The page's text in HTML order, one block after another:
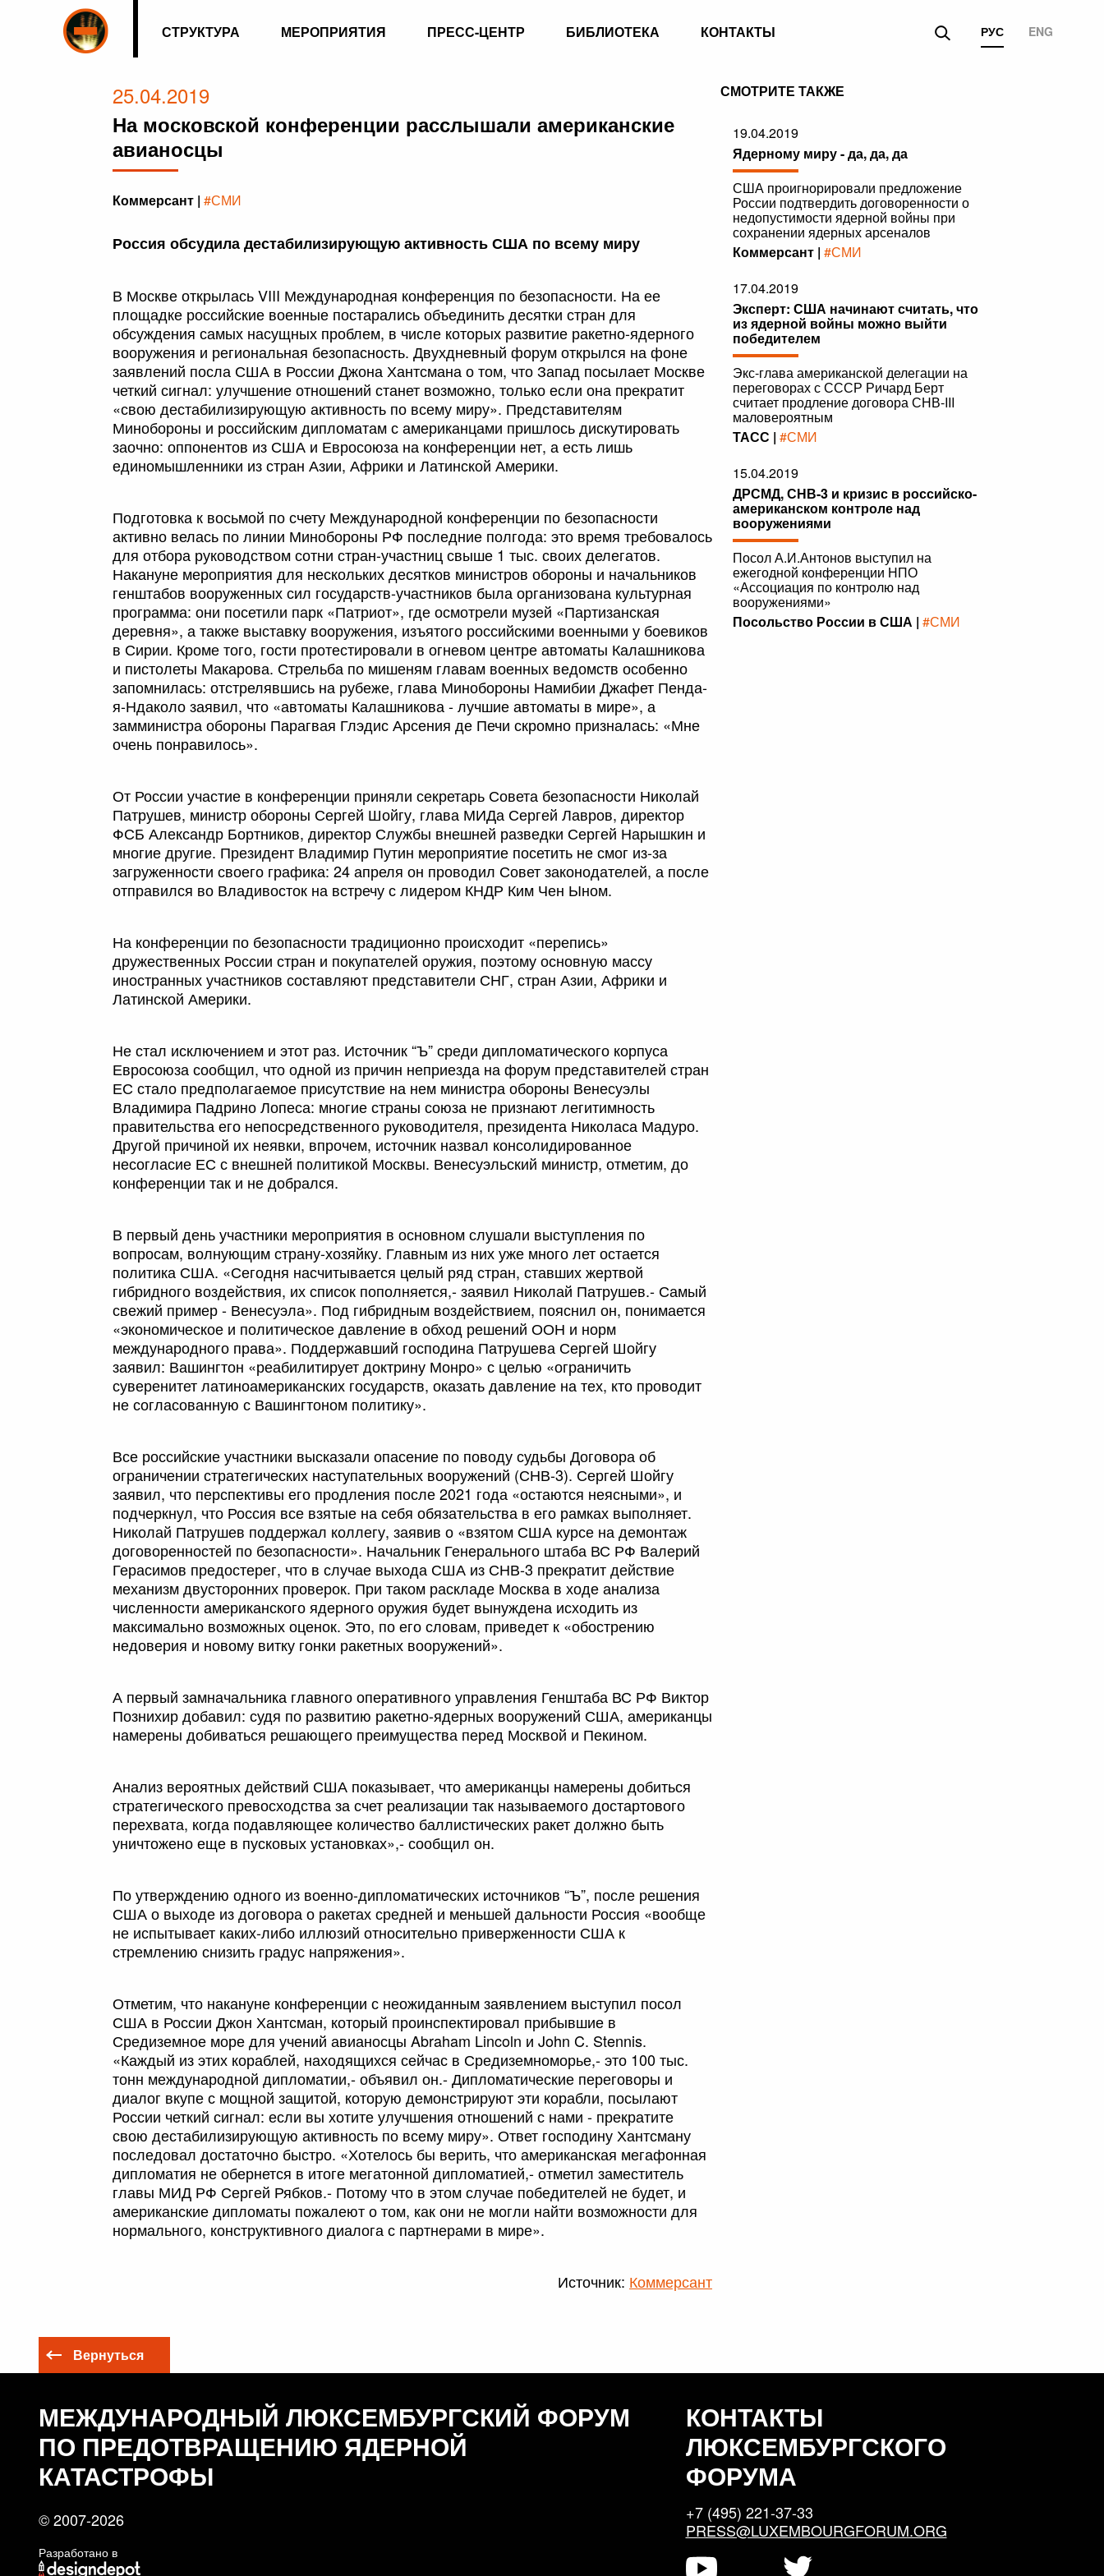
СТРУКТУРА МЕРОПРИЯТИЯ ПРЕСС-ЦЕНТР БИБЛИОТЕКА КОНТАКТЫ РУС ENG
25.04.2019
На московской конференции расслышали американские
авианосцы
Коммерсант | #СМИ
Россия обсудила дестабилизирующую активность США по всему миру
В Москве открылась VIII Международная конференция по безопасности. На ее
площадке российские военные постарались объединить десятки стран для
обсуждения самых насущных проблем, в числе которых развитие ракетно-ядерного
вооружения и региональная безопасность. Двухдневный форум открылся на фоне
заявлений посла США в России Джона Хантсмана о том, что Запад посылает Москве
четкий сигнал: улучшение отношений станет возможно, только если она прекратит
«свою дестабилизирующую активность по всему миру». Представителям
Минобороны и российским дипломатам с американцами пришлось дискутировать
заочно: оппонентов из США и Евросоюза на конференции нет, а есть лишь
единомышленники из стран Азии, Африки и Латинской Америки.
Подготовка к восьмой по счету Международной конференции по безопасности
активно велась по линии Минобороны РФ последние полгода: это время требовалось
для отбора руководством сотни стран-участниц свыше 1 тыс. своих делегатов.
Накануне мероприятия для нескольких десятков министров обороны и начальников
генштабов вооруженных сил государств-участников была организована культурная
программа: они посетили парк «Патриот», где осмотрели музей «Партизанская
деревня», а также выставку вооружения, изъятого российскими военными у боевиков
в Сирии. Кроме того, гости протестировали в огневом центре автоматы Калашникова
и пистолеты Макарова. Стрельба по мишеням главам военных ведомств особенно
запомнилась: отстрелявшись на рубеже, глава Минобороны Намибии Джафет Пенда-
я-Ндаколо заявил, что «автоматы Калашникова - лучшие автоматы в мире», а
замминистра обороны Парагвая Глэдис Арсения де Печи скромно призналась: «Мне
очень понравилось».
От России участие в конференции приняли секретарь Совета безопасности Николай
Патрушев, министр обороны Сергей Шойгу, глава МИДа Сергей Лавров, директор
ФСБ Александр Бортников, директор Службы внешней разведки Сергей Нарышкин и
многие другие. Президент Владимир Путин мероприятие посетить не смог из-за
загруженности своего графика: 24 апреля он проводил Совет законодателей, а после
отправился во Владивосток на встречу с лидером КНДР Ким Чен Ыном.
На конференции по безопасности традиционно происходит «перепись»
дружественных России стран и покупателей оружия, поэтому основную массу
иностранных участников составляют представители СНГ, стран Азии, Африки и
Латинской Америки.
Не стал исключением и этот раз. Источник “Ъ” среди дипломатического корпуса
Евросоюза сообщил, что одной из причин неприезда на форум представителей стран
ЕС стало предполагаемое присутствие на нем министра обороны Венесуэлы
Владимира Падрино Лопеса: многие страны союза не признают легитимность
правительства его непосредственного руководителя, президента Николаса Мадуро.
Другой причиной их неявки, впрочем, источник назвал консолидированное
несогласие ЕС с внешней политикой Москвы. Венесуэльский министр, отметим, до
конференции так и не добрался.
В первый день участники мероприятия в основном слушали выступления по
вопросам, волнующим страну-хозяйку. Главным из них уже много лет остается
политика США. «Сегодня насчитывается целый ряд стран, ставших жертвой
гибридного воздействия, их список пополняется,- заявил Николай Патрушев.- Самый
свежий пример - Венесуэла». Под гибридным воздействием, пояснил он, понимается
«экономическое и политическое давление в обход решений ООН и норм
международного права». Поддержавший господина Патрушева Сергей Шойгу
заявил: Вашингтон «реабилитирует доктрину Монро» с целью «ограничить
суверенитет латиноамериканских государств, оказать давление на тех, кто проводит
не согласованную с Вашингтоном политику».
Все российские участники высказали опасение по поводу судьбы Договора об
ограничении стратегических наступательных вооружений (СНВ-3). Сергей Шойгу
заявил, что перспективы его продления после 2021 года «остаются неясными», и
подчеркнул, что Россия все взятые на себя обязательства в его рамках выполняет.
Николай Патрушев поддержал коллегу, заявив о «взятом США курсе на демонтаж
договоренностей по безопасности». Начальник Генерального штаба ВС РФ Валерий
Герасимов предостерег, что в случае выхода США из СНВ-3 прекратит действие
механизм двусторонних проверок. При таком раскладе Москва в ходе анализа
численности американского ядерного оружия будет вынуждена исходить из
максимально возможных оценок. Это, по его словам, приведет к «обострению
недоверия и новому витку гонки ракетных вооружений».
А первый замначальника главного оперативного управления Генштаба ВС РФ Виктор
Познихир добавил: судя по развитию ракетно-ядерных вооружений США, американцы
намерены добиваться решающего преимущества перед Москвой и Пекином.
Анализ вероятных действий США показывает, что американцы намерены добиться
стратегического превосходства за счет реализации так называемого достартового
перехвата, когда подавляющее количество баллистических ракет должно быть
уничтожено еще в пусковых установках»,- сообщил он.
По утверждению одного из военно-дипломатических источников “Ъ”, после решения
США о выходе из договора о ракетах средней и меньшей дальности Россия «вообще
не испытывает каких-либо иллюзий относительно приверженности США к
стремлению снизить градус напряжения».
Отметим, что накануне конференции с неожиданным заявлением выступил посол
США в России Джон Хантсман, который проинспектировал прибывшие в
Средиземное море для учений авианосцы Abraham Lincoln и John C. Stennis.
«Каждый из этих кораблей, находящихся сейчас в Средиземноморье,- это 100 тыс.
тонн международной дипломатии,- объявил он.- Дипломатические переговоры и
диалог вкупе с мощной защитой, которую демонстрируют эти корабли, посылают
России четкий сигнал: если вы хотите улучшения отношений с нами - прекратите
свою дестабилизирующую активность по всему миру». Ответ господину Хантсману
последовал достаточно быстро. «Хотелось бы верить, что американская мегафонная
дипломатия не обернется в итоге мегатонной дипломатией,- отметил заместитель
главы МИД РФ Сергей Рябков.- Потому что в этом случае победителей не будет, и
американские дипломаты пожалеют о том, как они не могли найти возможности для
нормального, конструктивного диалога с партнерами в мире».
Источник: Коммерсант
СМОТРИТЕ ТАКЖЕ
19.04.2019
Ядерному миру - да, да, да
США проигнорировали предложение
России подтвердить договоренности о
недопустимости ядерной войны при
сохранении ядерных арсеналов
Коммерсант | #СМИ
17.04.2019
Эксперт: США начинают считать, что
из ядерной войны можно выйти
победителем
Экс-глава американской делегации на
переговорах с СССР Ричард Берт
считает продление договора СНВ-III
маловероятным
ТАСС | #СМИ
15.04.2019
ДРСМД, СНВ-3 и кризис в российско-
американском контроле над
вооружениями
Посол А.И.Антонов выступил на
ежегодной конференции НПО
«Ассоциация по контролю над
вооружениями»
Посольство России в США | #СМИ
Вернуться
МЕЖДУНАРОДНЫЙ ЛЮКСЕМБУРГСКИЙ ФОРУМ
ПО ПРЕДОТВРАЩЕНИЮ ЯДЕРНОЙ
КАТАСТРОФЫ
КОНТАКТЫ
ЛЮКСЕМБУРГСКОГО
ФОРУМА
+7 (495) 221-37-33
PRESS@LUXEMBOURGFORUM.ORG
© 2007-2026
Разработано в